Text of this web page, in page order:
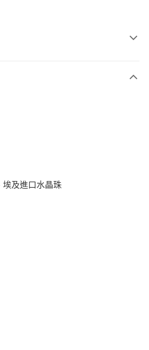
才付款」的支付方式。 讓您購物簡單
、不需儲值。
，即可結帳。
上)免運費
埃及進口水晶珠